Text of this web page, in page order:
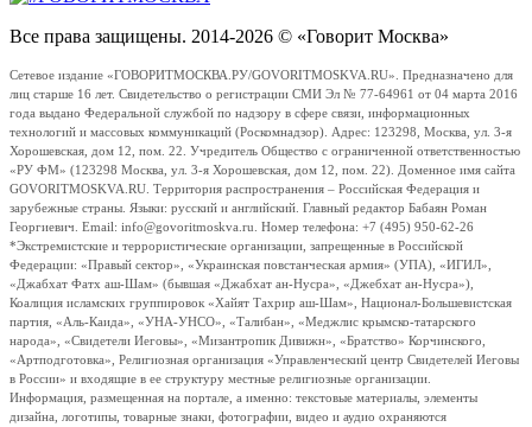
Все права защищены. 2014-2026 © «Говорит Москва»
Сетевое издание «ГОВОРИТМОСКВА.РУ/GOVORITMOSKVA.RU». Предназначено для
лиц старше 16 лет. Свидетельство о регистрации СМИ Эл № 77-64961 от 04 марта 2016
года выдано Федеральной службой по надзору в сфере связи, информационных
технологий и массовых коммуникаций (Роскомнадзор). Адрес: 123298, Москва, ул. 3-я
Хорошевская, дом 12, пом. 22. Учредитель Общество с ограниченной ответственностью
«РУ ФМ» (123298 Москва, ул. 3-я Хорошевская, дом 12, пом. 22). Доменное имя сайта
GOVORITMOSKVA.RU. Территория распространения – Российская Федерация и
зарубежные страны. Языки: русский и английский. Главный редактор Бабаян Роман
Георгиевич. Email: info@govoritmoskva.ru. Номер телефона: +7 (495) 950-62-26
*Экстремистские и террористические организации, запрещенные в Российской
Федерации: «Правый сектор», «Украинская повстанческая армия» (УПА), «ИГИЛ»,
«Джабхат Фатх аш-Шам» (бывшая «Джабхат ан-Нусра», «Джебхат ан-Нусра»),
Коалиция исламских группировок «Хайят Тахрир аш-Шам», Национал-Большевистская
партия, «Аль-Каида», «УНА-УНСО», «Талибан», «Меджлис крымско-татарского
народа», «Свидетели Иеговы», «Мизантропик Дивижн», «Братство» Корчинского,
«Артподготовка», Религиозная организация «Управленческий центр Свидетелей Иеговы
в России» и входящие в ее структуру местные религиозные организации.
Информация, размещенная на портале, а именно: текстовые материалы, элементы
дизайна, логотипы, товарные знаки, фотографии, видео и аудио охраняются